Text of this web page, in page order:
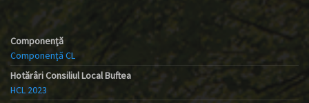
Componență
Componență CL
Hotărâri Consiliul Local Buftea
HCL 2023